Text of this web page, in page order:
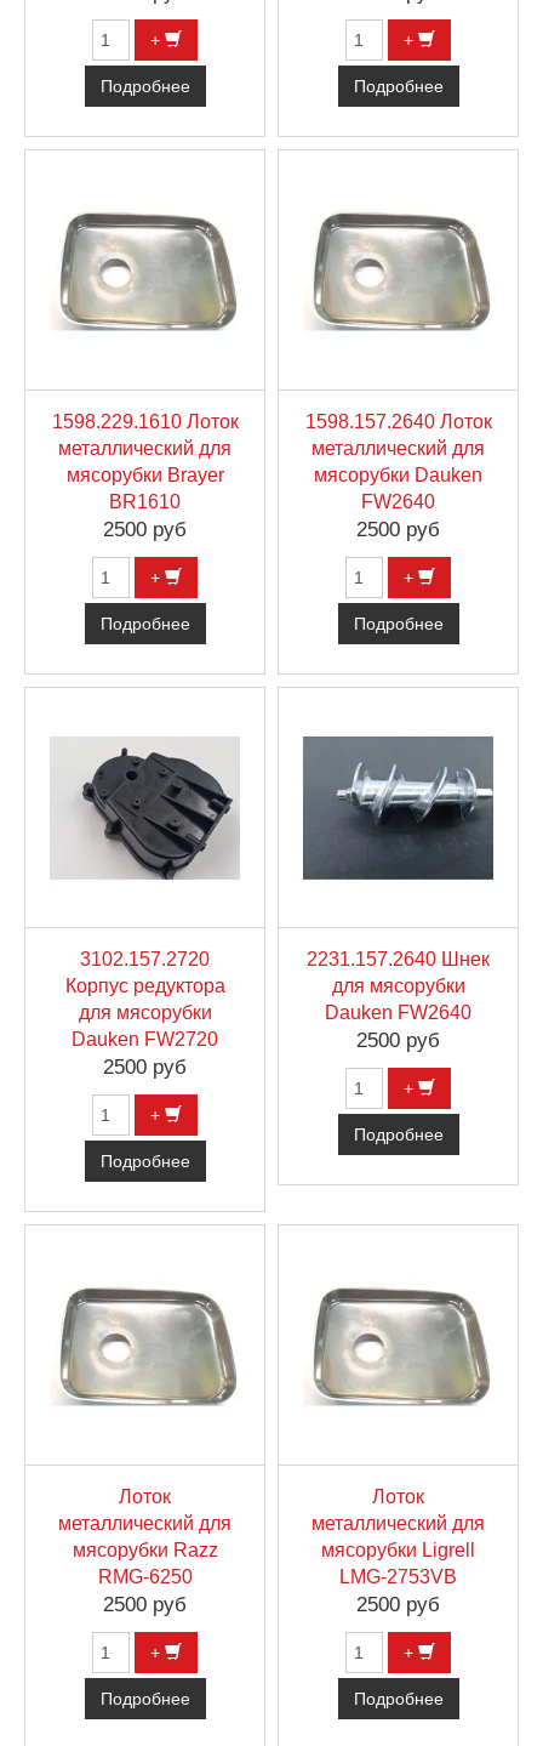
+
Подробнее
+
Подробнее
1598.229.1610 Лоток
металлический для
мясорубки Brayer
BR1610
2500 руб
+
Подробнее
1598.157.2640 Лоток
металлический для
мясорубки Dauken
FW2640
2500 руб
+
Подробнее
3102.157.2720
Корпус редуктора
для мясорубки
Dauken FW2720
2500 руб
+
Подробнее
2231.157.2640 Шнек
для мясорубки
Dauken FW2640
2500 руб
+
Подробнее
Лоток
металлический для
мясорубки Razz
RMG-6250
2500 руб
+
Подробнее
Лоток
металлический для
мясорубки Ligrell
LMG-2753VB
2500 руб
+
Подробнее